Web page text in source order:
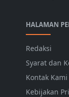
HALAMAN
Redaksi
Syarat dan
Kontak Kami
Kebijakan